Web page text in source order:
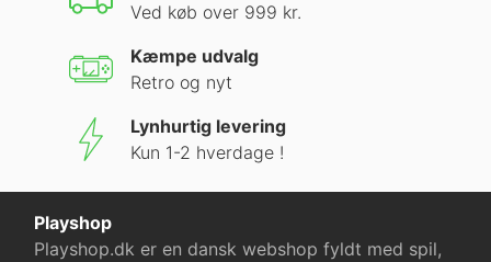
Ved køb over 999 kr.
Kæmpe udvalg
Retro og nyt
Lynhurtig levering
Kun 1-2 hverdage !
Playshop
Playshop.dk er en dansk webshop fyldt med spil,